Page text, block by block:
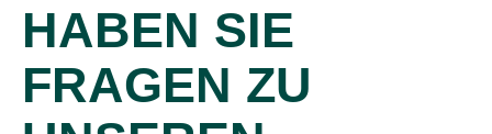
HABEN SIE
FRAGEN ZU